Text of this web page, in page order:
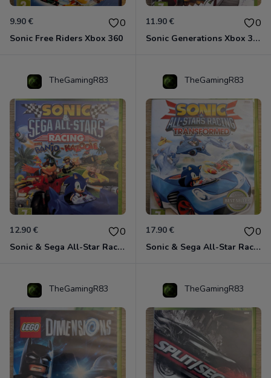
9.90 € 0
Sonic Free Riders Xbox 360
11.90 € 0
Sonic Generations Xbox 360
TheGamingR83
12.90 € 0
Sonic & Sega All-Star Racing avec Banjo-Kazooie Xbox 360
TheGamingR83
17.90 € 0
Sonic & Sega All-Star Racing - Transformed Xbox 360
TheGamingR83 TheGamingR83